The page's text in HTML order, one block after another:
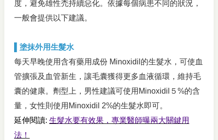
度，避免雄性禿持續惡化。依據每個病患不同的狀況，
一般會提供以下建議。
▌塗抹外用生髮水
每天早晚使用含有藥用成份 Minoxidil的生髮水，可使血
管擴張及血管新生，讓毛囊獲得更多血液循環，維持毛
囊的健康。劑型上，男性建議可使用Minoxidil５%的含
量，女性則使用Minoxidil 2%的生髮水即可。
延伸閱讀: 生髮水要有效果，專業醫師曝兩大關鍵用
法！